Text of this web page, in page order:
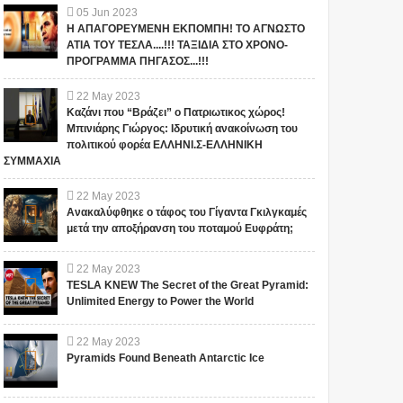
05 Jun 2023
Η ΑΠΑΓΟΡΕΥΜΕΝΗ ΕΚΠΟΜΠΗ! ΤΟ ΑΓΝΩΣΤΟ
ΑΤΙΑ ΤΟΥ ΤΕΣΛΑ....!!! ΤΑΞΙΔΙΑ ΣΤΟ ΧΡΟΝΟ-
ΠΡΟΓΡΑΜΜΑ ΠΗΓΑΣΟΣ...!!!
22 May 2023
Καζάνι που “Βράζει” ο Πατριωτικος χώρος!
Μπινιάρης Γιώργος: Ιδρυτική ανακοίνωση του
πολιτικού φορέα ΕΛΛΗΝΙ.Σ-ΕΛΛΗΝΙΚΗ
ΣΥΜΜΑΧΙΑ
22 May 2023
Ανακαλύφθηκε ο τάφος του Γίγαντα Γκιλγκαμές
μετά την αποξήρανση του ποταμού Ευφράτη;
22 May 2023
TESLA KNEW The Secret of the Great Pyramid:
Unlimited Energy to Power the World
22 May 2023
Pyramids Found Beneath Antarctic Ice